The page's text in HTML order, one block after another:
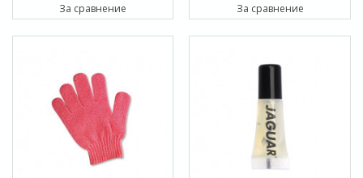
За сравнение За сравнение